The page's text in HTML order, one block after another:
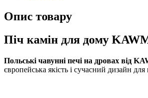
Опис товару
Піч камін для дому
Польські чавунні печі на дровах від
європейська якість і сучасний дизайн